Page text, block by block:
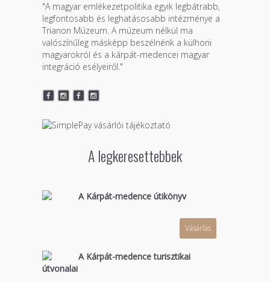
"A magyar emlékezetpolitika egyik legbátrabb,
legfontosabb és leghatásosabb intézménye a
Trianon Múzeum. A múzeum nélkül ma
valószínűleg másképp beszélnénk a külhoni
magyarokról és a kárpát-medencei magyar
integráció esélyeiről."
A legkeresettebbek
A Kárpát-medence útikönyv
Vásárlás
A Kárpát-medence turisztikai
útvonalai